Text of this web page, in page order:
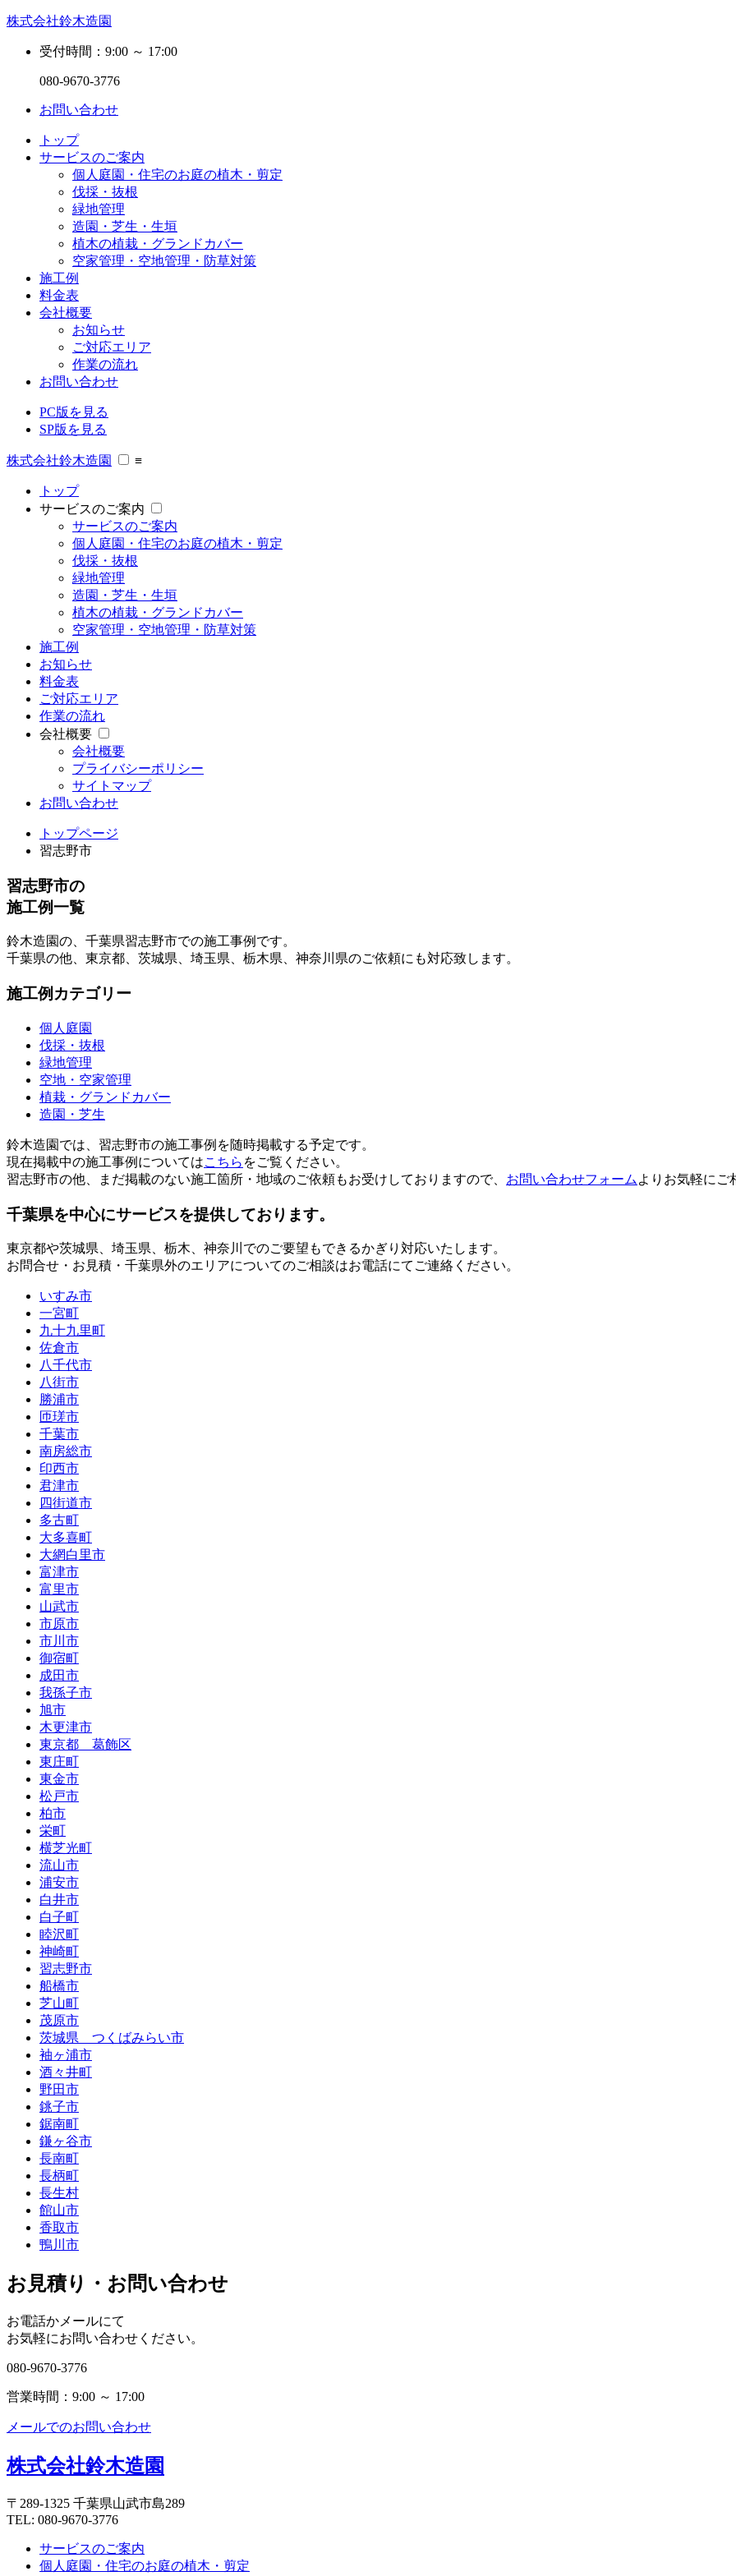
株式会社鈴木造園
受付時間：9:00 ～ 17:00
080-9670-3776
お問い合わせ
トップ
サービスのご案内
個人庭園・住宅のお庭の植木・剪定
伐採・抜根
緑地管理
造園・芝生・生垣
植木の植栽・グランドカバー
空家管理・空地管理・防草対策
施工例
料金表
会社概要
お知らせ
ご対応エリア
作業の流れ
お問い合わせ
PC版を見る
SP版を見る
株式会社鈴木造園 ≡
トップ
サービスのご案内
サービスのご案内
個人庭園・住宅のお庭の植木・剪定
伐採・抜根
緑地管理
造園・芝生・生垣
植木の植栽・グランドカバー
空家管理・空地管理・防草対策
施工例
お知らせ
料金表
ご対応エリア
作業の流れ
会社概要
会社概要
プライバシーポリシー
サイトマップ
お問い合わせ
トップページ
習志野市
習志野市の
施工例一覧
鈴木造園の、千葉県習志野市での施工事例です。
千葉県の他、東京都、茨城県、埼玉県、栃木県、神奈川県のご依頼にも対応致します。
施工例カテゴリー
個人庭園
伐採・抜根
緑地管理
空地・空家管理
植栽・グランドカバー
造園・芝生
鈴木造園では、習志野市の施工事例を随時掲載する予定です。
現在掲載中の施工事例についてはこちら をご覧ください。
習志野市の他、まだ掲載のない施工箇所・地域のご依頼もお受けしておりますので、 お問い合わせフォーム よりお気軽にご
千葉県を中心にサービスを提供しております。
東京都や茨城県 埼玉県 栃木 神奈川 でのご要望もできるかぎり対応いたします。
お問合せ・お見積・千葉県外のエリアについてのご相談はお電話にてご連絡ください。
いすみ市
一宮町
九十九里町
佐倉市
八千代市
八街市
勝浦市
匝瑳市
千葉市
南房総市
印西市
君津市
四街道市
多古町
大多喜町
大網白里市
富津市
富里市
山武市
市原市
市川市
御宿町
成田市
我孫子市
旭市
木更津市
東京都 葛飾区
東庄町
東金市
松戸市
柏市
栄町
横芝光町
流山市
浦安市
白井市
白子町
睦沢町
神崎町
習志野市
船橋市
芝山町
茂原市
茨城県 つくばみらい市
袖ヶ浦市
酒々井町
野田市
銚子市
鋸南町
鎌ヶ谷市
長南町
長柄町
長生村
館山市
香取市
鴨川市
お見積り・お問い合わせ
お電話かメールにて
お気軽にお問い合わせください。
080-9670-3776
営業時間：9:00 ～ 17:00
メールでのお問い合わせ
株式会社鈴木造園
〒289-1325 千葉県山武市島289
TEL: 080-9670-3776
サービスのご案内
個人庭園・住宅のお庭の植木・剪定